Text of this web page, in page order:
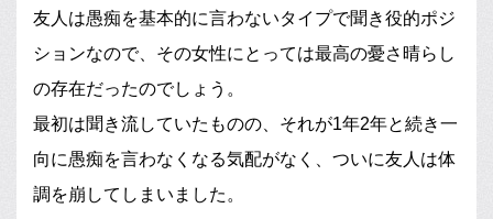
友人は愚痴を基本的に言わないタイプで聞き役的ポジ
ションなので、その女性にとっては最高の憂さ晴らし
の存在だったのでしょう。
最初は聞き流していたものの、それが1年2年と続き一
向に愚痴を言わなくなる気配がなく、ついに友人は体
調を崩してしまいました。